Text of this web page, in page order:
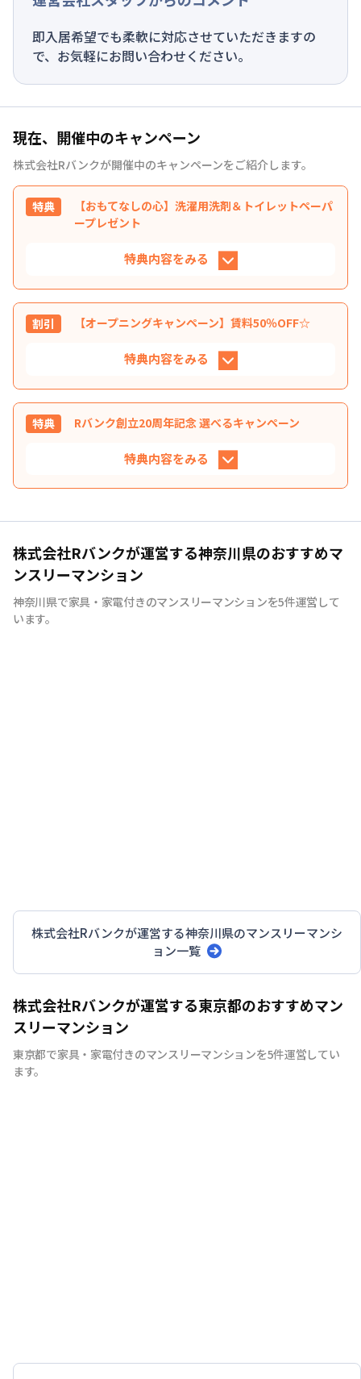
即入居希望でも柔軟に対応させていただきますの
で、お気軽にお問い合わせください。
現在、開催中のキャンペーン
株式会社Rバンクが開催中のキャンペーンをご紹介します。
特典
【おもてなしの心】洗濯用洗剤＆トイレットペーパ
ープレゼント
特典内容をみる
特典
洗濯用洗剤（３回分）＆トイレットペーパー
（２ロール）をお部屋にご用意いたします♪
ご契約者様全員
対象期間 2025年10月30日~2026年10月31日
期間の制限はありません
割引 【オープニングキャンペーン】賃料50％OFF☆
特典内容をみる
特典
30日間分の賃料を50％割引いたします。 ※30
日目以降は通常料金となります。※50％割引の
①30日以上ご入居いただける方 ②他のキャン
ペーンや割引との併用はできません。延長も
2026年6月～（空室がなくなり次第終了します）
特典 Rバンク創立20周年記念 選べるキャンペーン
特典内容をみる
特
典
ご入居いただける方限定で、「Amazonギフト3万
分割引」のいずれかを適用いたします。 ※新規お
申し込みが対象となります（延長時は適用いたしか
だいた場合は、ご入居者さまへEメールでお送りし
株式会社Rバンクが運営する神奈川県のおすすめマ
ンスリーマンション
神奈川県で家具・家電付きのマンスリーマンションを5件運営して
います。
株式会社Rバンクが運営する神奈川県のマンスリーマンシ
ョン一覧
株式会社Rバンクが運営する東京都のおすすめマン
スリーマンション
東京都で家具・家電付きのマンスリーマンションを5件運営してい
ます。